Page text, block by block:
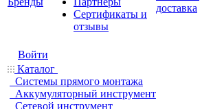
Cертификаты и
отзывы
доставка
Войти
Каталог
Системы прямого монтажа
Аккумуляторный инструмент
Сетевой инструмент